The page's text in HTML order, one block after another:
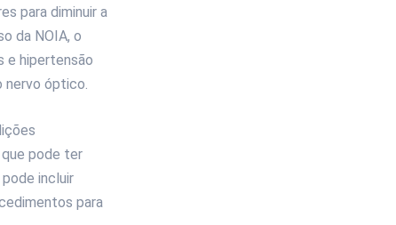
para diminuir a
da NOIA, o
e hipertensão
nervo óptico.
pode ter
incluir
para